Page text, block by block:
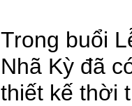
Trong buổi
Nhã Kỳ đã
thiết kế thời